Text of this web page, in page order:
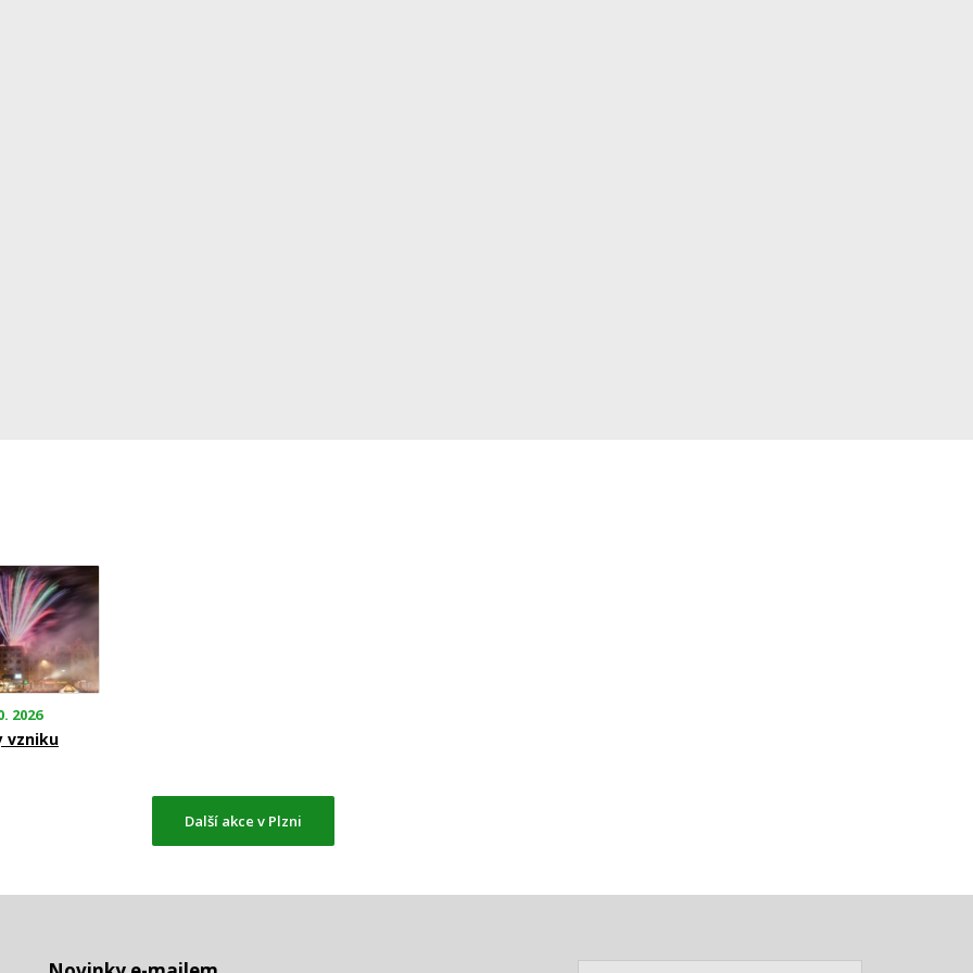
2026
vzniku
Další akce v Plzni